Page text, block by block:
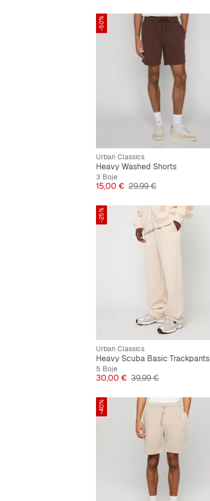
-50%
Urban Classics
Heavy Washed Shorts
3 Boje
Cijena
15,00 € Originalna cijena
29,99 €
-25%
Urban Classics
Heavy Scuba Basic Trackpants
5 Boje
Cijena
30,00 € Originalna cijena
39,99 €
-40%